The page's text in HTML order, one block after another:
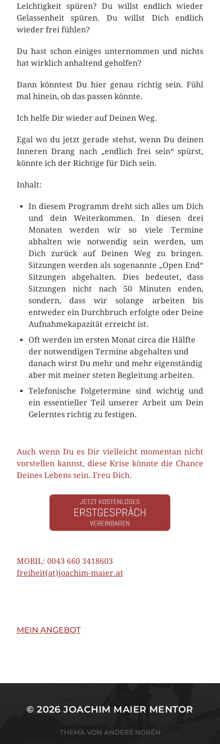
Leichtigkeit spüren? Du willst endlich wieder
Gelassenheit spüren. Du willst Dich endlich
wieder frei fühlen?
Du hast schon einiges unternommen und nichts
hat wirklich anhaltend geholfen?
Dann könntest Du hier genau richtig sein. Fühl
mal hinein, ob das passen könnte.
Ich helfe Dir wieder auf Deinen Weg.
Egal wo du jetzt gerade stehst, wenn Du deinen
Inneren Drang nach „endlich frei sein“ spürst,
könnte ich der Richtige für Dich sein.
Inhalt:
In diesem Programm dreht sich alles um Dich
und dein Weiterkommen. In diesen drei
Monaten werden wir so viele Termine
abhalten wie notwendig sein werden, um
Dich zurück auf Deinen Weg zu bringen.
Sitzungen werden als sogenannte „Open End“
Sitzungen abgehalten. Dies bedeutet, dass
Sitzungen nicht nach 50 Minuten enden,
sondern, dass wir solange arbeiten bis
entweder ein Durchbruch erfolgte oder Deine
Aufnahmekapazität erreicht ist.
Oft werden im ersten Monat circa die Hälfte
der notwendigen Termine abgehalten und
danach wirst Du mehr und mehr eigenständig
aber mit meiner steten Begleitung arbeiten.
Telefonische Folgetermine sind wichtig und
ein essentieller Teil unserer Arbeit um Dein
Gelerntes richtig zu festigen.
Auch wenn Du es Dir vielleicht momentan nicht
vorstellen kannst, diese Krise könnte die Chance
Deines Lebens sein. Freu Dich.
MOBIL: 0043 660 3418603
freiheit(at)joachim-maier.at
MEIN ANGEBOT
© 2026JOACHIM MAIER MENTOR
THEMA VON ANDERS NORÉN